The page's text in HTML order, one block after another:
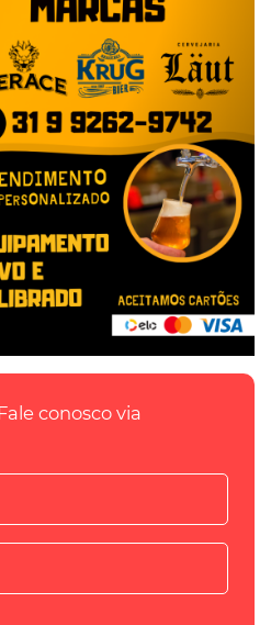
Fale conosco via